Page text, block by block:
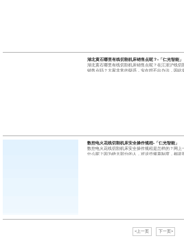
湖北黄石哪里有线切割机床销售点呢？-「仁光智能」
湖北黄石哪里有线切割机床销售点呢？在江浙沪线
销售点吗？大家非常的疑惑，实在想不出办法，因此
数控电火花线切割机床安全操作规程-「仁光智能」
数控电火花线切割机床安全操作规程是怎样的？网
什么呢？因为绝大部分的人，对这些规章制度，都是
<上一页 下一页>